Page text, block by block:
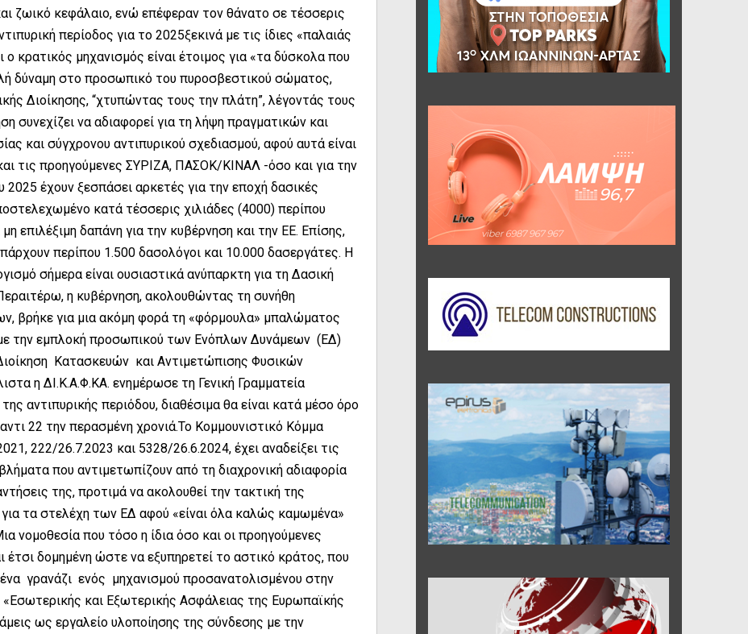
ζωικό κεφάλαιο, ενώ επέφεραν τον θάνατο σε τέσσερις
περίοδος για το 2025ξεκινά με τις ίδιες «παλαιάς
κρατικός μηχανισμός είναι έτοιμος για «τα δύσκολα που
δύναμη στο προσωπικό του πυροσβεστικού σώματος,
Διοίκησης, “χτυπώντας τους την πλάτη”, λέγοντάς τους
συνεχίζει να αδιαφορεί για τη λήψη πραγματικών και
και σύγχρονου αντιπυρικού σχεδιασμού, αφού αυτά είναι
τις προηγούμενες ΣΥΡΙΖΑ, ΠΑΣΟΚ/ΚΙΝΑΛ -όσο και για την
έχουν ξεσπάσει αρκετές για την εποχή δασικές
κατά τέσσερις χιλιάδες (4000) περίπου
επιλέξιμη δαπάνη για την κυβέρνηση και την ΕΕ. Επίσης,
περίπου 1.500 δασολόγοι και 10.000 δασεργάτες. Η
σήμερα είναι ουσιαστικά ανύπαρκτη για τη Δασική
η κυβέρνηση, ακολουθώντας τη συνήθη
βρήκε για μια ακόμη φορά τη «φόρμουλα» μπαλώματος
την εμπλοκή προσωπικού των Ενόπλων Δυνάμεων (ΕΔ)
Κατασκευών και Αντιμετώπισης Φυσικών
η ΔΙ.Κ.Α.Φ.ΚΑ. ενημέρωσε τη Γενική Γραμματεία
αντιπυρικής περιόδου, διαθέσιμα θα είναι κατά μέσο όρο
22 την περασμένη χρονιά.Το Κομμουνιστικό Κόμμα
222/26.7.2023 και 5328/26.6.2024, έχει αναδείξει τις
που αντιμετωπίζουν από τη διαχρονική αδιαφορία
της, προτιμά να ακολουθεί την τακτική της
για τα στελέχη των ΕΔ αφού «είναι όλα καλώς καμωμένα»
νομοθεσία που τόσο η ίδια όσο και οι προηγούμενες
δομημένη ώστε να εξυπηρετεί το αστικό κράτος, που
γρανάζι ενός μηχανισμού προσανατολισμένου στην
και Εξωτερικής Ασφάλειας της Ευρωπαϊκής
ως εργαλείο υλοποίησης της σύνδεσης με την